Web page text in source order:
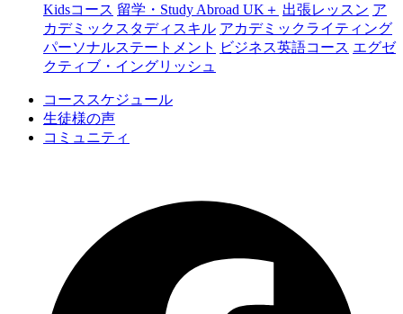
Kidsコース 留学・Study Abroad UK＋ 出張レッスン ア
カデミックスタディスキル アカデミックライティング
パーソナルステートメント
ビジネス英語コース エグゼ
クティブ・イングリッシュ
コーススケジュール
生徒様の声
コミュニティ